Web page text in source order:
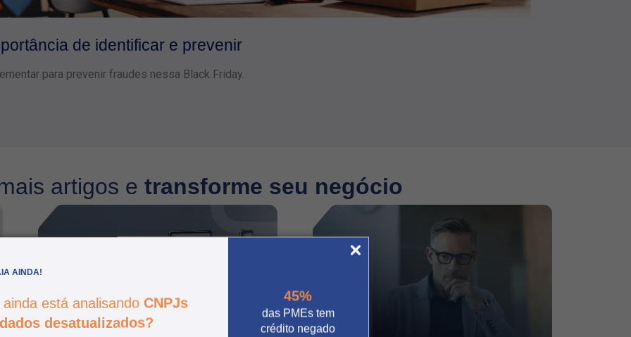
AINDA!
ainda está analisando CNPJs
dados desatualizados?
45%
das PMEs tem
crédito negado
de identificar e prevenir
para prevenir fraudes nessa Black Friday.
artigos e transforme seu negócio